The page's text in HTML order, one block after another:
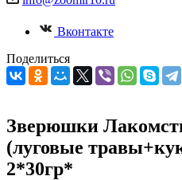
Вконтакте
Поделиться
Зверюшки
(луговые
2*30гр*